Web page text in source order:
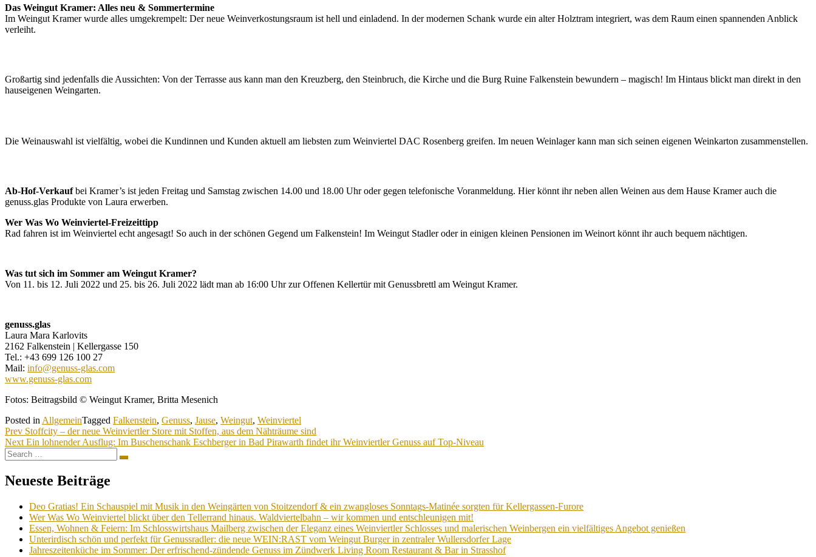
Das Weingut Kramer: Alles neu & Sommertermine
Im Weingut Kramer wurde alles umgekrempelt: Der neue Weinverkostungsraum ist hell und einladend. In der modernen Schank wurde ein alter Holztram integriert, was dem Raum einen spannenden Anblick
verleiht.
Großartig sind jedenfalls die Aussichten: Von der Terrasse aus kann man den Kreuzberg, den Steinbruch, die Kirche und die Burg Ruine Falkenstein bewundern – magisch! Im Hintaus blickt man direkt in den
hauseigenen Weingarten.
Die Weinauswahl ist vielfältig, wobei die Kundinnen und Kunden aktuell am liebsten zum Weinviertel DAC Rosenberg greifen. Im neuen Weinlager kann man sich seinen eigenen Weinkarton zusammenstellen.
Ab-Hof-Verkaufbei Kramer’s ist jeden Freitag und Samstag zwischen 14.00 und 18.00 Uhr oder gegen telefonische Voranmeldung. Hier könnt ihr neben allen Weinen aus dem Hause Kramer auch die
genuss.glas Produkte von Laura erwerben.
Wer Was Wo Weinviertel-Freizeittipp
Rad fahren ist im Weinviertel echt angesagt! So auch in der schönen Gegend um Falkenstein! Im Weingut Stadler oder in einigen kleinen Pensionen im Weinort könnt ihr auch bequem nächtigen.
Was tut sich im Sommer am Weingut Kramer?
Von 11. bis 12. Juli 2022 und 25. bis 26. Juli 2022 lädt man ab 16:00 Uhr zur Offenen Kellertür mit Genussbrettl am Weingut Kramer.
genuss.glas
Laura Mara Karlovits
2162 Falkenstein | Kellergasse 150
Tel.: +43 699 126 100 27
Mail: info@genuss-glas.com
www.genuss-glas.com
Fotos: Beitragsbild © Weingut Kramer, Britta Mesenich
Posted in AllgemeinTagged Falkenstein, Genuss, Jause, Weingut, Weinviertel
Beitragsnavigation
Prev Stoffcity – der neue Weinviertler Store mit Stoffen, aus dem Nähträume sind
Next Ein lohnender Ausflug: Im Buschenschank Eschberger in Bad Pirawarth findet ihr Weinviertler Genuss auf Top-Niveau
Search
for:
Search
Neueste Beiträge
Deo Gratias! Ein Schauspiel mit Musik in den Weingärten von Stoitzendorf & ein zwangloses Sonntags-Matinée sorgten für Kellergassen-Furore
Wer Was Wo Weinviertel blickt über den Tellerrand hinaus. Waldviertelbahn – wir kommen und entschleunigen mit!
Essen, Wohnen & Feiern: Im Schlosswirtshaus Mailberg zwischen der Eleganz eines Weinviertler Schlosses und malerischen Weinbergen ein vielfältiges Angebot genießen
Unterirdisch schön und perfekt für Genussradler: die neue WEIN:RAST vom Weingut Burger in zentraler Wullersdorfer Lage
Jahreszeitenküche im Sommer: Der erfrischend-zündende Genuss im Zündwerk Living Room Restaurant & Bar in Strasshof